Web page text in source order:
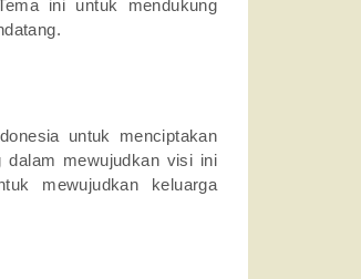
ini untuk mendukung
untuk menciptakan
dalam mewujudkan visi ini
mewujudkan keluarga